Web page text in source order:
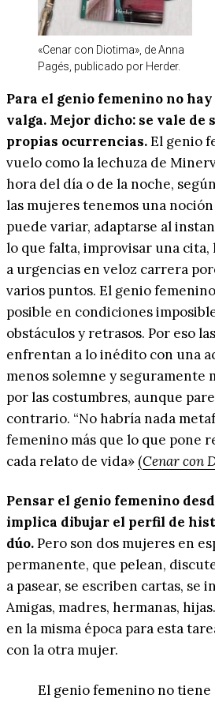
«Cenar con Diotima», de Anna
Pagés, publicado por Herder.
Para el genio femenino no
valga. Mejor dicho: se vale de
propias ocurrencias.El genio
vuelo como la lechuza de
hora del día o de la noche,
las mujeres tenemos una
puede variar, adaptarse al
lo que falta, improvisar una
a urgencias en veloz carrera
varios puntos. El genio
posible en condiciones
obstáculos y retrasos. Por eso
enfrentan a lo inédito con una
menos solemne y seguramente
por las costumbres, aunque
contrario. “No habría nada
femenino más que lo que pone
cada relato de vida» (Cenar con
Pensar el genio femenino
implica dibujar el perfil de
dúo.Pero son dos mujeres en
permanente, que pelean,
a pasear, se escriben cartas, se
Amigas, madres, hermanas,
en la misma época para esta
con la otra mujer.
El genio femenino no tiene